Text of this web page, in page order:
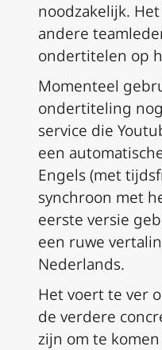
noodzakelijk.
andere
ondertitelen op
Momenteel
ondertiteling
service die
een
Engels (met
synchroon met
eerste versie
een ruwe
Nederlands.
Het voert te ver
de verdere
zijn om te